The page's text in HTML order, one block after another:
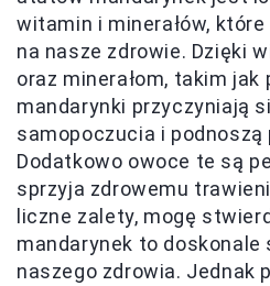
witamin i minerałów,
na nasze zdrowie. Dzięki
oraz minerałom, takim jak
mandarynki przyczyniają
samopoczucia i podnoszą
Dodatkowo owoce te są
sprzyja zdrowemu
liczne zalety, mogę
mandarynek to doskonale
naszego zdrowia. Jednak